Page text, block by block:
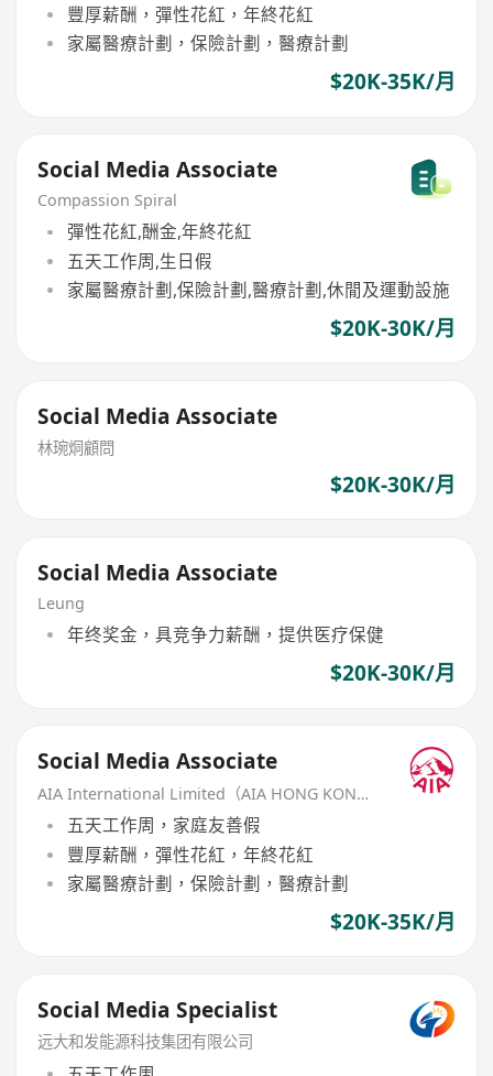
豐厚薪酬，彈性花紅，年終花紅
家屬醫療計劃，保險計劃，醫療計劃
$20K-35K/月
Social Media Associate
Compassion Spiral
彈性花紅,酬金,年終花紅
五天工作周,生日假
家屬醫療計劃,保險計劃,醫療計劃,休閒及運動設施
$20K-30K/月
Social Media Associate
林琬烔顧問
$20K-30K/月
Social Media Associate
Leung
年终奖金，具竞争力薪酬，提供医疗保健
$20K-30K/月
Social Media Associate
AIA International Limited（AIA HONG KONG）
五天工作周，家庭友善假
豐厚薪酬，彈性花紅，年終花紅
家屬醫療計劃，保險計劃，醫療計劃
$20K-35K/月
Social Media Specialist
远大和发能源科技集团有限公司